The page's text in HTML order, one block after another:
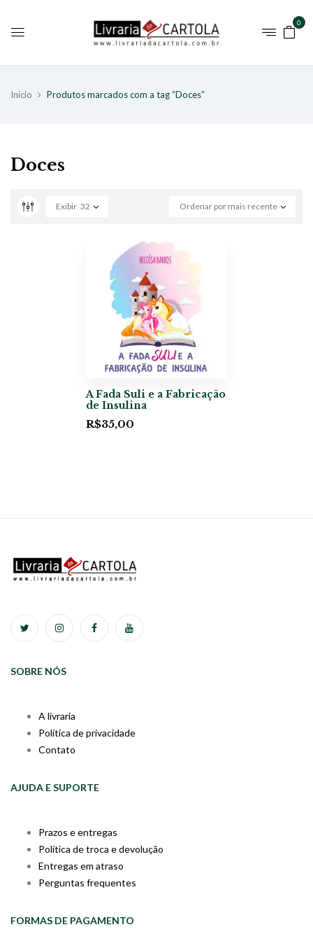
0
Início Produtos marcados com a tag “Doces”
Doces
Ordenar por mais recente
Exibir 32
A Fada Suli e a Fabricação
de Insulina
R$35,00
SOBRE NÓS
A livraria
Política de privacidade
Contato
AJUDA E SUPORTE
Prazos e entregas
Política de troca e devolução
Entregas em atraso
Perguntas frequentes
FORMAS DE PAGAMENTO